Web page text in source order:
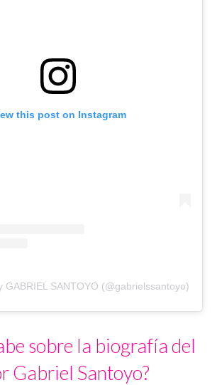
this post on Instagram
GABRIEL SANTOYO (@gabrielssantoyo)
sobre la biografía del
Gabriel Santoyo?